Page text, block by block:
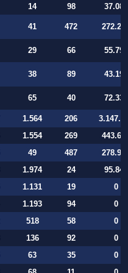
14 98
37.084
41 472
29 66
55.794
38 89
43.197
65 40 72.332
1.564 206
1.554 269
49 487
1.974 24
95.847
1.131 19
0
1.193 94
0
518 58
0
136 92
0
63 35
0